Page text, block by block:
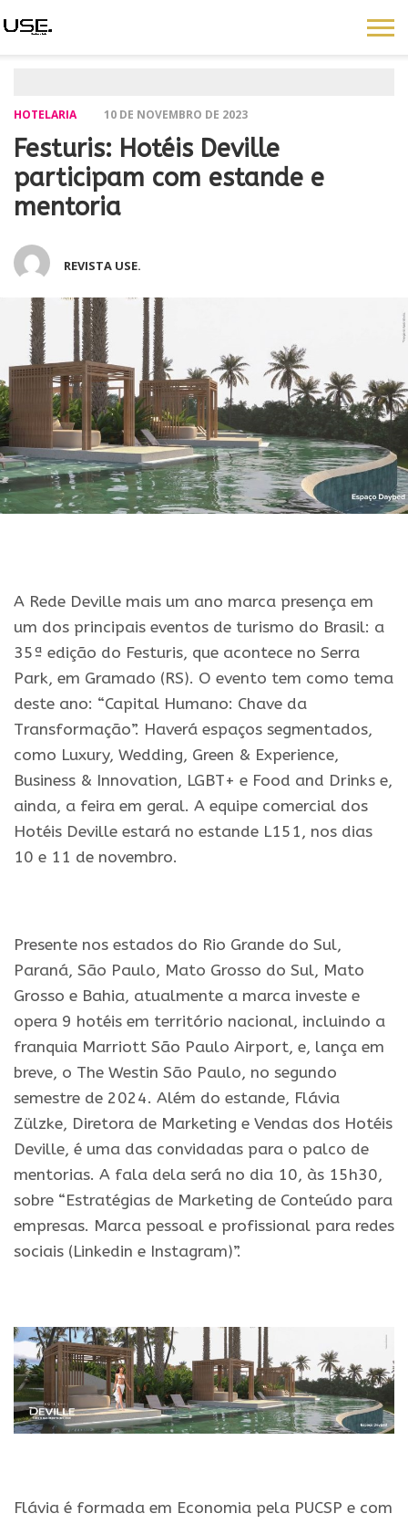
HOTELARIA 10 DE NOVEMBRO DE 2023
Festuris: Hotéis Deville
participam com estande e
mentoria
REVISTA USE.
A Rede Deville mais um ano marca presença em
um dos principais eventos de turismo do Brasil: a
35ª edição do Festuris, que acontece no Serra
Park, em Gramado (RS). O evento tem como tema
deste ano: “Capital Humano: Chave da
Transformação”. Haverá espaços segmentados,
como Luxury, Wedding, Green & Experience,
Business & Innovation, LGBT+ e Food and Drinks e,
ainda, a feira em geral. A equipe comercial dos
Hotéis Deville estará no estande L151, nos dias
10 e 11 de novembro.
Presente nos estados do Rio Grande do Sul,
Paraná, São Paulo, Mato Grosso do Sul, Mato
Grosso e Bahia, atualmente a marca investe e
opera 9 hotéis em território nacional, incluindo a
franquia Marriott São Paulo Airport, e, lança em
breve, o The Westin São Paulo, no segundo
semestre de 2024. Além do estande, Flávia
Zülzke, Diretora de Marketing e Vendas dos Hotéis
Deville, é uma das convidadas para o palco de
mentorias. A fala dela será no dia 10, às 15h30,
sobre “Estratégias de Marketing de Conteúdo para
empresas. Marca pessoal e profissional para redes
sociais (Linkedin e Instagram)”.
Flávia é formada em Economia pela PUCSP e com